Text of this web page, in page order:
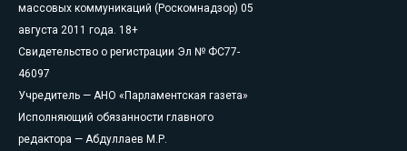
массовых коммуникаций (Роскомнадзор) 05
августа 2011 года. 18+
Свидетельство о регистрации Эл № ФС77-
46097
Учредитель — АНО «Парламентская газета»
Исполняющий обязанности главного
редактора — Абдуллаев М.Р.